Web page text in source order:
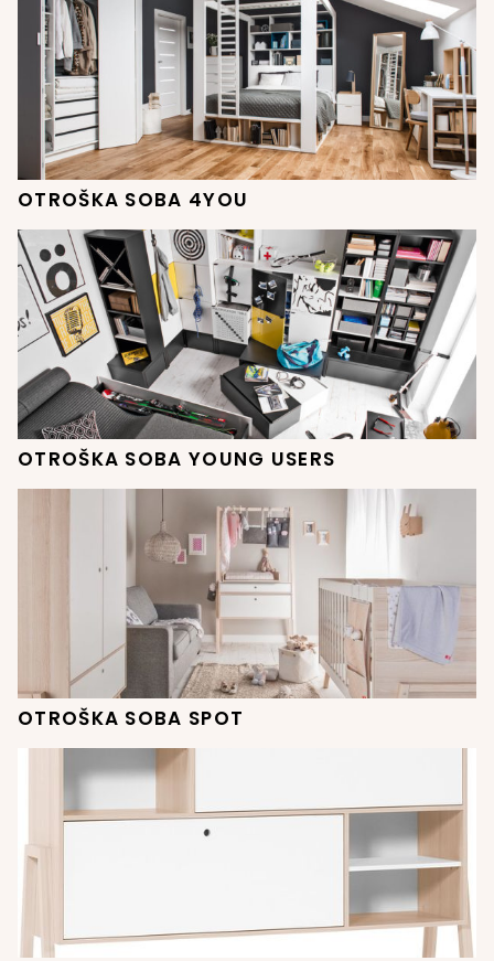
OTROŠKA SOBA 4YOU
OTROŠKA SOBA YOUNG USERS
OTROŠKA SOBA SPOT